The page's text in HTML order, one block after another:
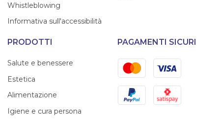
Whistleblowing
Informativa sull'accessibilità
PRODOTTI
Salute e benessere
Estetica
Alimentazione
Igiene e cura persona
PAGAMENTI SICURI
MastercardVisa
PayPal Satispay